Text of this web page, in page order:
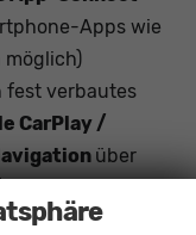
Apps wie
möglich)
fest verbautes
CarPlay /
über